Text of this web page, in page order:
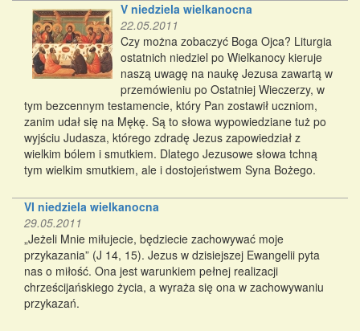
V niedziela wielkanocna
22.05.2011
Czy można zobaczyć Boga Ojca? Liturgia
ostatnich niedziel po Wielkanocy kieruje
naszą uwagę na naukę Jezusa zawartą w
przemówieniu po Ostatniej Wieczerzy, w
tym bezcennym testamencie, który Pan zostawił uczniom,
zanim udał się na Mękę. Są to słowa wypowiedziane tuż po
wyjściu Judasza, którego zdradę Jezus zapowiedział z
wielkim bólem i smutkiem. Dlatego Jezusowe słowa tchną
tym wielkim smutkiem, ale i dostojeństwem Syna Bożego.
VI niedziela wielkanocna
29.05.2011
„Jeżeli Mnie miłujecie, będziecie zachowywać moje
przykazania” (J 14, 15). Jezus w dzisiejszej Ewangelii pyta
nas o miłość. Ona jest warunkiem pełnej realizacji
chrześcijańskiego życia, a wyraża się ona w zachowywaniu
przykazań.